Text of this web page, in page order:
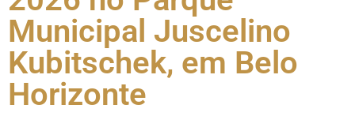
Municipal Juscelino
Kubitschek, em Belo
Horizonte